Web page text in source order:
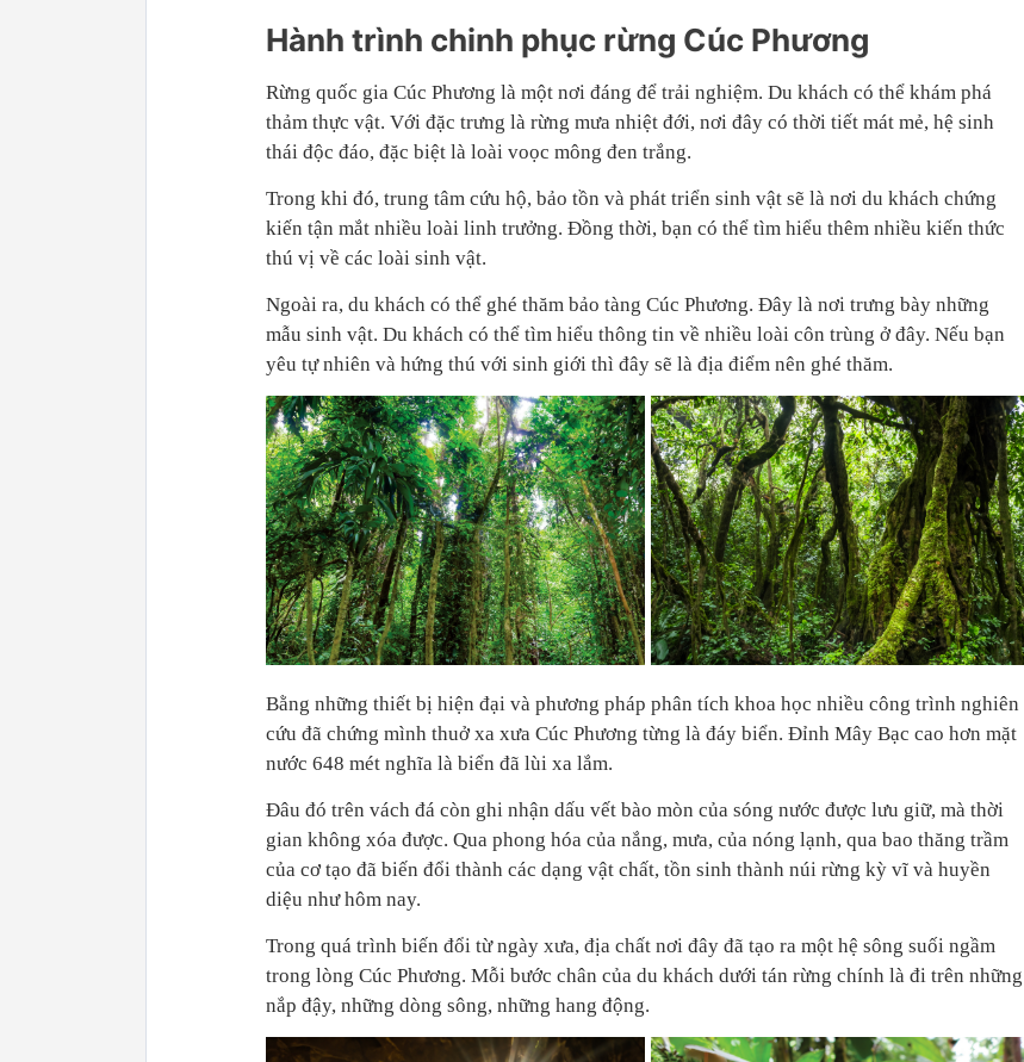
Hành trình chinh phục rừng Cúc Phương
Rừng quốc gia Cúc Phương là một nơi đáng để trải nghiệm. Du khách có thể khám phá
thảm thực vật. Với đặc trưng là rừng mưa nhiệt đới, nơi đây có thời tiết mát mẻ, hệ sinh
thái độc đáo, đặc biệt là loài voọc mông đen trắng.
Trong khi đó, trung tâm cứu hộ, bảo tồn và phát triển sinh vật sẽ là nơi du khách chứng
kiến tận mắt nhiều loài linh trưởng. Đồng thời, bạn có thể tìm hiểu thêm nhiều kiến thức
thú vị về các loài sinh vật.
Ngoài ra, du khách có thể ghé thăm bảo tàng Cúc Phương. Đây là nơi trưng bày những
mẫu sinh vật. Du khách có thể tìm hiểu thông tin về nhiều loài côn trùng ở đây. Nếu bạn
yêu tự nhiên và hứng thú với sinh giới thì đây sẽ là địa điểm nên ghé thăm.
Bằng những thiết bị hiện đại và phương pháp phân tích khoa học nhiều công trình nghiên
cứu đã chứng mình thuở xa xưa Cúc Phương từng là đáy biển. Đỉnh Mây Bạc cao hơn mặt
nước 648 mét nghĩa là biển đã lùi xa lắm.
Đâu đó trên vách đá còn ghi nhận dấu vết bào mòn của sóng nước được lưu giữ, mà thời
gian không xóa được. Qua phong hóa của nắng, mưa, của nóng lạnh, qua bao thăng trầm
của cơ tạo đã biến đổi thành các dạng vật chất, tồn sinh thành núi rừng kỳ vĩ và huyền
diệu như hôm nay.
Trong quá trình biến đổi từ ngày xưa, địa chất nơi đây đã tạo ra một hệ sông suối ngầm
trong lòng Cúc Phương. Mỗi bước chân của du khách dưới tán rừng chính là đi trên những
nắp đậy, những dòng sông, những hang động.